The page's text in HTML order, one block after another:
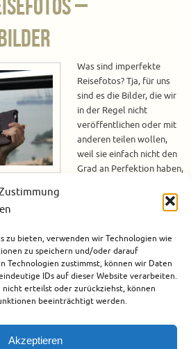
zu bieten, verwenden wir Technologien wie
zu speichern und/oder darauf
Technologien zustimmst, können wir Daten
IDs auf dieser Website verarbeiten.
nicht erteilst oder zurückziehst, können
beeinträchtigt werden.
Akzeptieren
–
Was sind imperfekte
Reisefotos? Tja, für uns
sind es die Bilder, die wir
in der Regel nicht
veröffentlichen oder mit
anderen teilen wollen,
weil sie einfach nicht den
Grad an Perfektion haben,
uns haben. Wir lesen sehr gerne Berichte
uns Fotos von anderen Reisebloggern auf
,Fotoparade